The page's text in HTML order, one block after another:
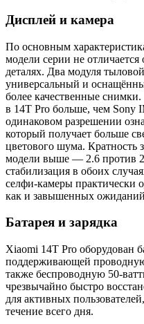
Дисплей и камера
По основным
модели серии не
деталях. Два модуля
универсальный и
более качественные
в 14T Pro больше, чем Sony
одинаковом разрешении
который получает больше
цветового шума. Кратность
модели выше — 2.6 против
стабилизация в обоих
селфи-камеры практически
как и завышенных
Батарея и зарядка
Xiaomi 14T Pro оборудован
поддерживающей
также беспроводную 50-
чрезвычайно быстро
для активных
течение всего дня.